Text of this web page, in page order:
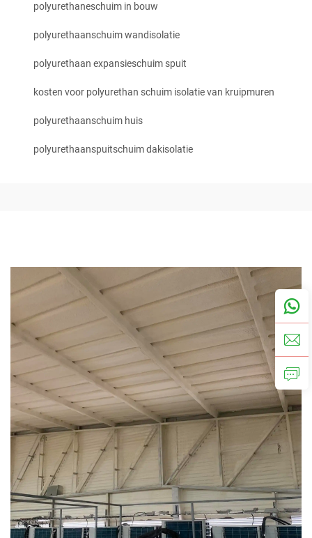
polyurethaneschuim in bouw
polyurethaanschuim wandisolatie
polyurethaan expansieschuim spuit
kosten voor polyurethan schuim isolatie van kruipmuren
polyurethaanschuim huis
polyurethaanspuitschuim dakisolatie